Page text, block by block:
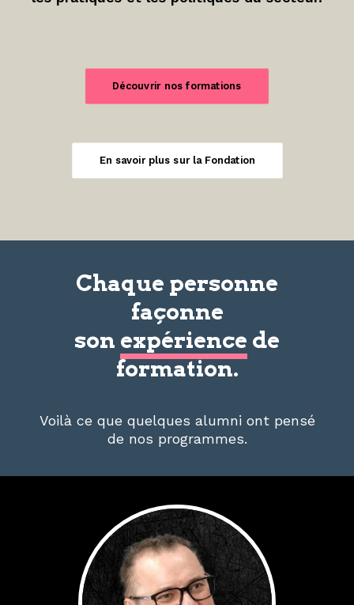
Découvrir nos formations
En savoir plus sur la Fondation
Chaque personne
façonne
son expérience de
formation.
Voilà ce que quelques alumni ont pensé
de nos programmes.